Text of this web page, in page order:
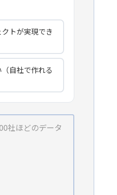
トが実現でき
自社で作れる